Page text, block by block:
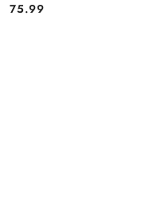
Cena:
75.99